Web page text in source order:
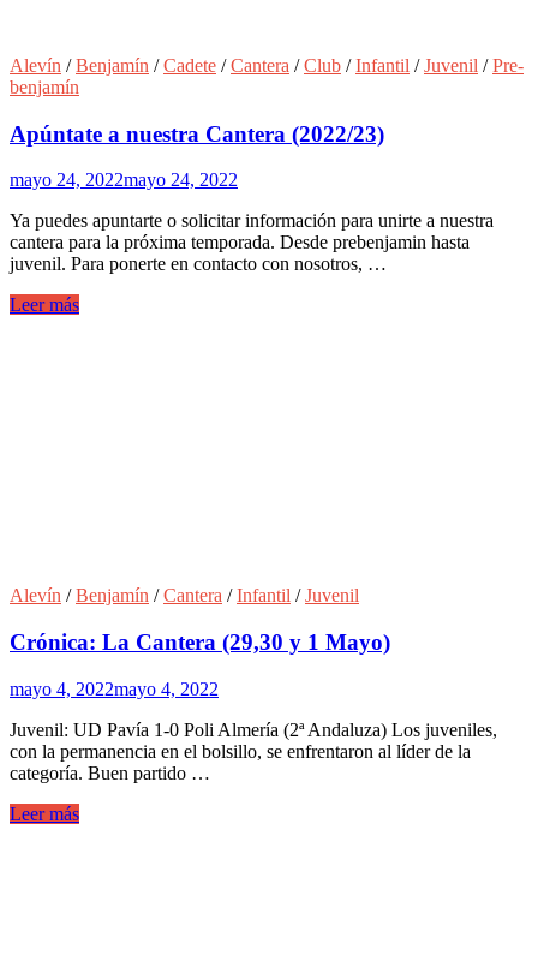
Alevín /Benjamín /Cadete /Cantera /Club /Infantil /Juvenil /Pre-
benjamín
Apúntate a nuestra Cantera (2022/23)
mayo 24, 2022mayo 24, 2022
Ya puedes apuntarte o solicitar información para unirte a nuestra
cantera para la próxima temporada. Desde prebenjamin hasta
juvenil. Para ponerte en contacto con nosotros, …
Leer más
Alevín /Benjamín /Cantera /Infantil /Juvenil
Crónica: La Cantera (29,30 y 1 Mayo)
mayo 4, 2022mayo 4, 2022
Juvenil: UD Pavía 1-0 Poli Almería (2ª Andaluza) Los juveniles,
con la permanencia en el bolsillo, se enfrentaron al líder de la
categoría. Buen partido …
Leer más